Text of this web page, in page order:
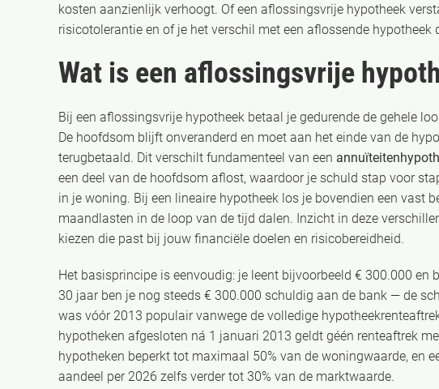
kosten aanzienlijk verhoogt. Of een aflossingsvrije hypotheek
risicotolerantie en of je het verschil met een aflossende
Wat is een aflossingsvrije
Bij een aflossingsvrije hypotheek betaal je gedurende de gehele
De hoofdsom blijft onveranderd en moet aan het einde van de
terugbetaald. Dit verschilt fundamenteel van een
een deel van de hoofdsom aflost, waardoor je schuld stap voor
in je woning. Bij een lineaire hypotheek los je bovendien een vast
maandlasten in de loop van de tijd dalen. Inzicht in deze
kiezen die past bij jouw financiële doelen en risicobereidheid.
Het basisprincipe is eenvoudig: je leent bijvoorbeeld € 300.000 en
30 jaar ben je nog steeds € 300.000 schuldig aan de bank — de
was vóór 2013 populair vanwege de volledige
hypotheken afgesloten ná 1 januari 2013 geldt géén renteaftrek
hypotheken beperkt tot maximaal 50% van de woningwaarde, en
aandeel per 2026 zelfs verder tot 30% van de marktwaarde.